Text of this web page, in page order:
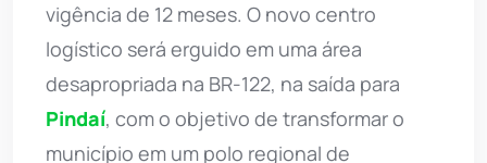
vigência de 12 meses. O novo centro
logístico será erguido em uma área
desapropriada na BR-122, na saída para
Pindaí, com o objetivo de transformar o
município em um polo regional de